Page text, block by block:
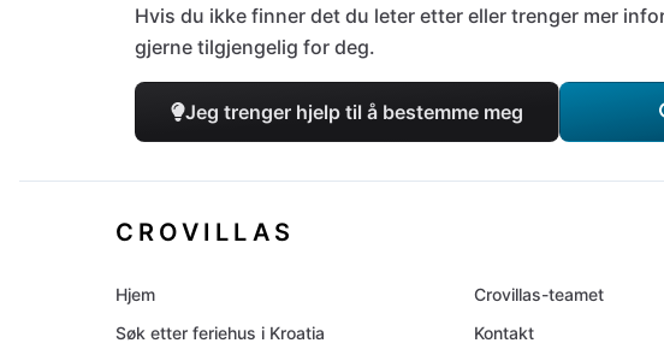
Hvis du ikke finner det du leter etter eller trenger mer
gjerne tilgjengelig for deg.
Jeg trenger hjelp til å bestemme meg
CROVILLAS
Hjem
Søk etter feriehus i Kroatia
Crovillas-teamet
Kontakt